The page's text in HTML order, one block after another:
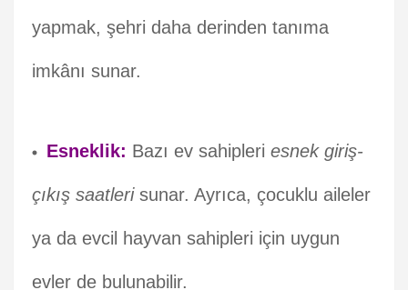
yapmak, şehri daha derinden tanıma
imkânı sunar.
Esneklik: Bazı ev sahipleri esnek giriş-
çıkış saatlerisunar. Ayrıca, çocuklu aileler
ya da evcil hayvan sahipleri için uygun
evler de bulunabilir.